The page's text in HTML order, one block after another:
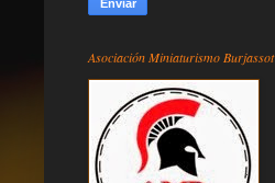
Asociación Miniaturismo Burjassot